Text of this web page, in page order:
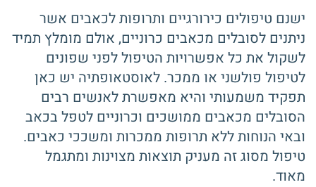
ישנם טיפולים כירורגיים ותרופות לכאבים אשר
ניתנים לסובלים מכאבים כרוניים, אולם מומלץ תמיד
לשקול את כל אפשרויות הטיפול לפני שפונים
לטיפול פולשני או ממכר. לאוסטאופתיה יש כאן
תפקיד משמעותי והיא מאפשרת לאנשים רבים
הסובלים מכאבים ממושכים וכרוניים לטפל בכאב
ובאי הנוחות ללא תרופות ממכרות ומשככי כאבים.
טיפול מסוג זה מעניק תוצאות מצוינות ומתגמל
מאוד.